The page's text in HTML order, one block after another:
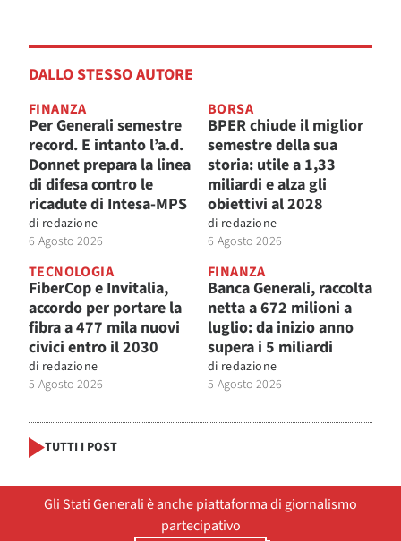
DALLO STESSO AUTORE
FINANZA
Per Generali semestre
record. E intanto l’a.d.
Donnet prepara la linea
di difesa contro le
ricadute di Intesa-MPS
di redazione
6 Agosto 2026
BORSA
BPER chiude il miglior
semestre della sua
storia: utile a 1,33
miliardi e alza gli
obiettivi al 2028
di redazione
6 Agosto 2026
TECNOLOGIA
FiberCop e Invitalia,
accordo per portare la
fibra a 477 mila nuovi
civici entro il 2030
di redazione
5 Agosto 2026
FINANZA
Banca Generali, raccolta
netta a 672 milioni a
luglio: da inizio anno
supera i 5 miliardi
di redazione
5 Agosto 2026
TUTTI I POST
Gli Stati Generali è anche piattaforma di giornalismo
partecipativo